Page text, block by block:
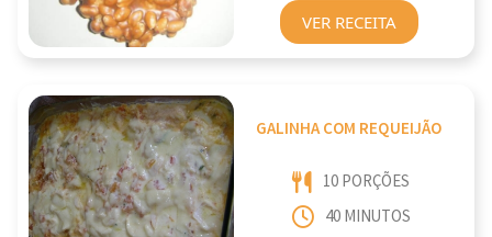
VER RECEITA
GALINHA COM REQUEIJÃO
10 PORÇÕES
40 MINUTOS